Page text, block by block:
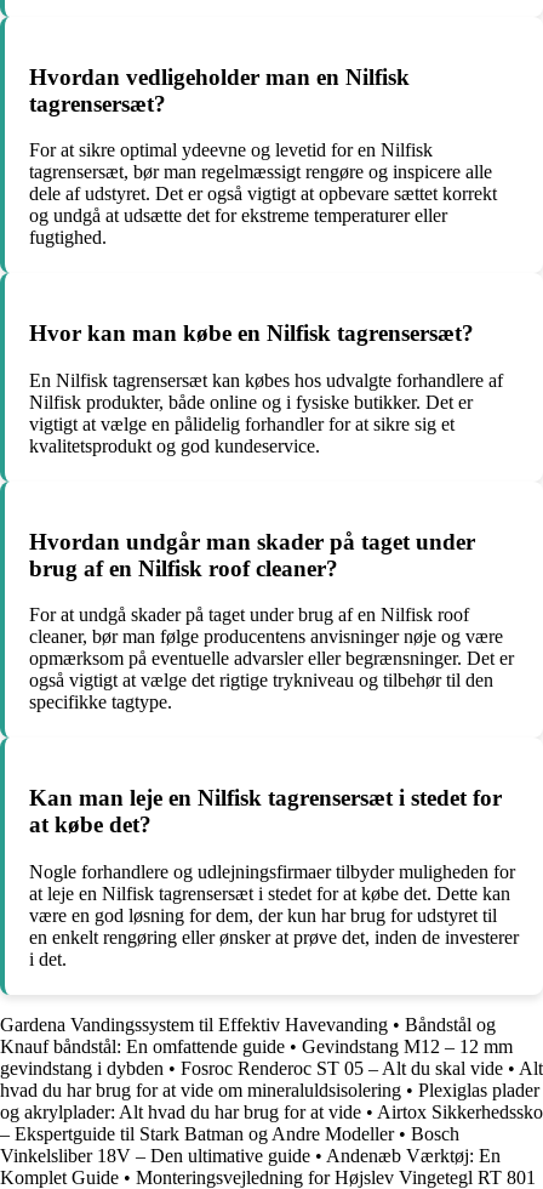
Hvordan vedligeholder man en Nilfisk
tagrensersæt?
For at sikre optimal ydeevne og levetid for en Nilfisk
tagrensersæt, bør man regelmæssigt rengøre og inspicere alle
dele af udstyret. Det er også vigtigt at opbevare sættet korrekt
og undgå at udsætte det for ekstreme temperaturer eller
fugtighed.
Hvor kan man købe en Nilfisk tagrensersæt?
En Nilfisk tagrensersæt kan købes hos udvalgte forhandlere af
Nilfisk produkter, både online og i fysiske butikker. Det er
vigtigt at vælge en pålidelig forhandler for at sikre sig et
kvalitetsprodukt og god kundeservice.
Hvordan undgår man skader på taget under
brug af en Nilfisk roof cleaner?
For at undgå skader på taget under brug af en Nilfisk roof
cleaner, bør man følge producentens anvisninger nøje og være
opmærksom på eventuelle advarsler eller begrænsninger. Det er
også vigtigt at vælge det rigtige trykniveau og tilbehør til den
specifikke tagtype.
Kan man leje en Nilfisk tagrensersæt i stedet for
at købe det?
Nogle forhandlere og udlejningsfirmaer tilbyder muligheden for
at leje en Nilfisk tagrensersæt i stedet for at købe det. Dette kan
være en god løsning for dem, der kun har brug for udstyret til
en enkelt rengøring eller ønsker at prøve det, inden de investerer
i det.
Gardena Vandingssystem til Effektiv Havevanding • Båndstål og
Knauf båndstål: En omfattende guide • Gevindstang M12 – 12 mm
gevindstang i dybden • Fosroc Renderoc ST 05 – Alt du skal vide • Alt
hvad du har brug for at vide om mineraluldsisolering • Plexiglas plader
og akrylplader: Alt hvad du har brug for at vide • Airtox Sikkerhedssko
– Ekspertguide til Stark Batman og Andre Modeller• Bosch
Vinkelsliber 18V – Den ultimative guide • Andenæb Værktøj: En
Komplet Guide • Monteringsvejledning for Højslev Vingetegl RT 801